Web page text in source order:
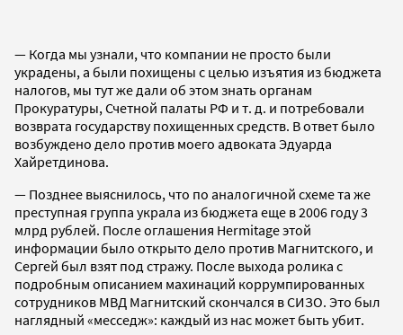
— Когда мы узнали, что компании не просто были
украдены, а были похищены с целью изъятия из бюджета
налогов, мы тут же дали об этом знать органам
Прокуратуры, Счетной палаты РФ и т. д. и потребовали
возврата государству похищенных средств. В ответ было
возбуждено дело против моего адвоката Эдуарда
Хайретдинова.
— Позднее выяснилось, что по аналогичной схеме та же
преступная группа украла из бюджета еще в 2006 году 3
млрд рублей. После оглашения Hermitage этой
информации было открыто дело против Магнитского, и
Сергей был взят под стражу. После выхода ролика с
подробным описанием махинаций коррумпированных
сотрудников МВД Магнитский скончался в СИЗО. Это был
наглядный «месседж»: каждый из нас может быть убит.